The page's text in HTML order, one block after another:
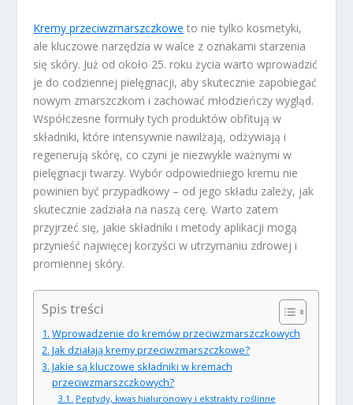
Kremy przeciwzmarszczkowe to nie tylko kosmetyki,
ale kluczowe narzędzia w walce z oznakami starzenia
się skóry. Już od około 25. roku życia warto wprowadzić
je do codziennej pielęgnacji, aby skutecznie zapobiegać
nowym zmarszczkom i zachować młodzieńczy wygląd.
Współczesne formuły tych produktów obfitują w
składniki, które intensywnie nawilżają, odżywiają i
regenerują skórę, co czyni je niezwykle ważnymi w
pielęgnacji twarzy. Wybór odpowiedniego kremu nie
powinien być przypadkowy – od jego składu zależy, jak
skutecznie zadziała na naszą cerę. Warto zatem
przyjrzeć się, jakie składniki i metody aplikacji mogą
przynieść najwięcej korzyści w utrzymaniu zdrowej i
promiennej skóry.
Spis treści
Wprowadzenie do kremów przeciwzmarszczkowych
Jak działają kremy przeciwzmarszczkowe?
Jakie są kluczowe składniki w kremach
przeciwzmarszczkowych?
Peptydy, kwas hialuronowy i ekstrakty roślinne